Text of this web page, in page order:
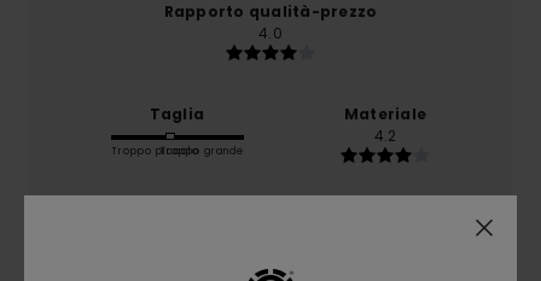
Rapporto qualità-prezzo
4.0
Taglia
Troppo piccoloTroppo grande
Materiale
4.2